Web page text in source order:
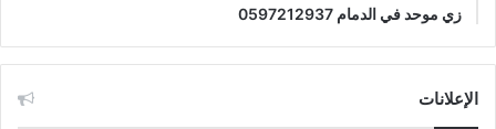
زي موحد في الدمام 0597212937
الإعلانات